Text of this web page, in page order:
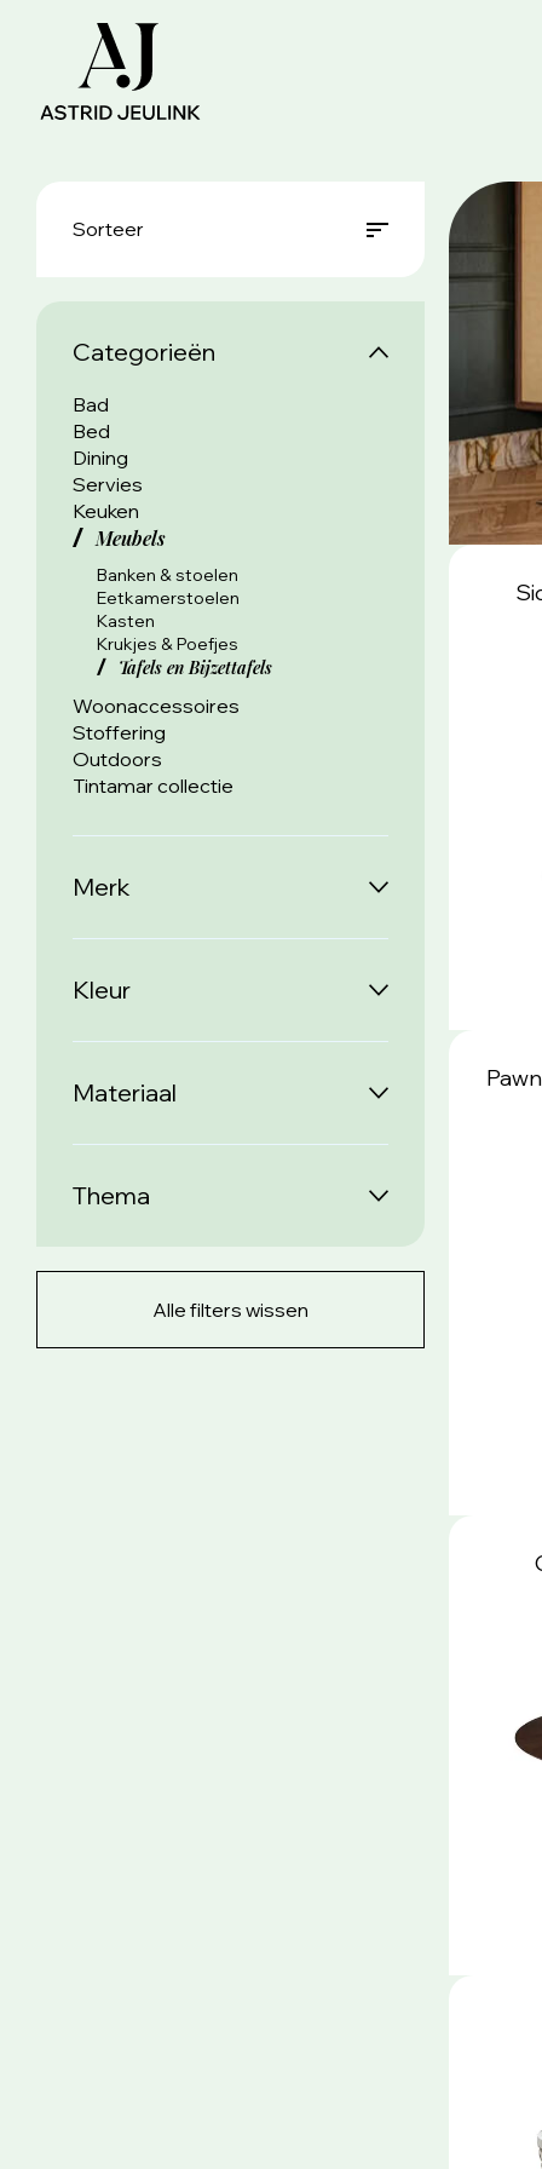
Sorteer
Categorieën
Bad
Bed
Dining
Servies
Keuken
Meubels
Banken & stoelen
Eetkamerstoelen
Kasten
Krukjes & Poefjes
Tafels en Bijzettafels
Woonaccessoires
Stoffering
Outdoors
Tintamar collectie
Merk
Kleur
Materiaal
Thema
Alle filters wissen